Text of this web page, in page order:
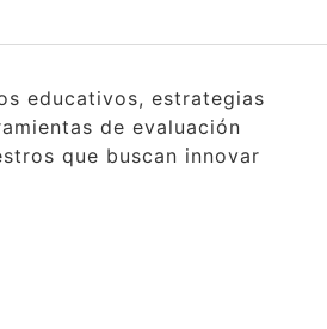
educativos, estrategias
de evaluación
que buscan innovar